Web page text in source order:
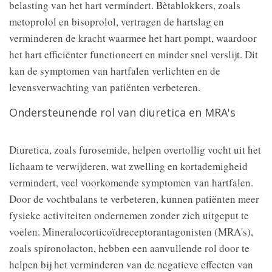
belasting van het hart vermindert. Bètablokkers, zoals
metoprolol en bisoprolol, vertragen de hartslag en
verminderen de kracht waarmee het hart pompt, waardoor
het hart efficiënter functioneert en minder snel verslijt. Dit
kan de symptomen van hartfalen verlichten en de
levensverwachting van patiënten verbeteren.
Ondersteunende rol van diuretica en MRA's
Diuretica, zoals furosemide, helpen overtollig vocht uit het
lichaam te verwijderen, wat zwelling en kortademigheid
vermindert, veel voorkomende symptomen van hartfalen.
Door de vochtbalans te verbeteren, kunnen patiënten meer
fysieke activiteiten ondernemen zonder zich uitgeput te
voelen. Mineralocorticoïdreceptorantagonisten (MRA's),
zoals spironolacton, hebben een aanvullende rol door te
helpen bij het verminderen van de negatieve effecten van